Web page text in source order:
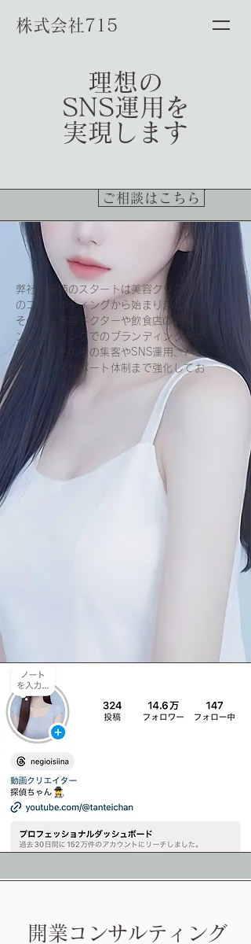
株式会社715
理想の
SNS運用を
実現します
ご相談はこちら
弊社の実績のスタートは美容クリニック
のコンサルティングから始まりました。
その後、美容ドクターや飲食店の開業コ
ンサルティングでのブランディングを成
功させ、その後の集客やSNS運用、バッ
クオフィスサポート体制まで強化してお
ります。
開業コンサルティング